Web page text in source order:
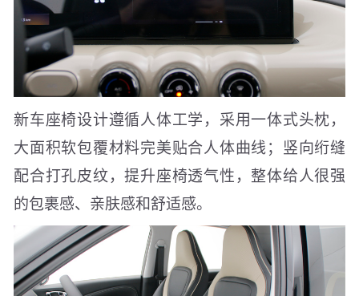
新车座椅设计遵循人体工学，采用一体式头枕，
大面积软包覆材料完美贴合人体曲线；竖向绗缝
配合打孔皮纹，提升座椅透气性，整体给人很强
的包裹感、亲肤感和舒适感。